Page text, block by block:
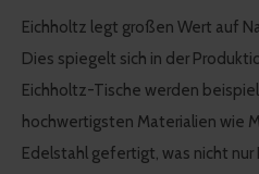
Eichholtz legt großen Wert auf
Dies spiegelt sich in der
Eichholtz-Tische werden
hochwertigsten Materialien wie
Edelstahl gefertigt, was nicht nur